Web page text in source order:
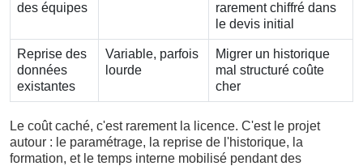
des équipes
rarement chiffré dans
le devis initial
Reprise des
données
existantes
Variable, parfois
lourde
Migrer un historique
mal structuré coûte
cher
Le coût caché, c'est rarement la licence. C'est le projet
autour : le paramétrage, la reprise de l'historique, la
formation, et le temps interne mobilisé pendant des